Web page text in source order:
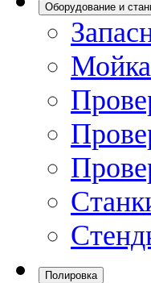
Оборудование и
Полировка